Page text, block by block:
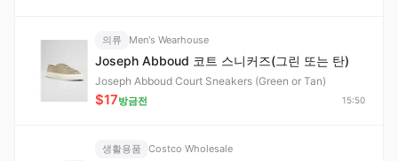
의류 Men's Wearhouse
Joseph Abboud 코트 스니커즈(그린 또는 탄)
Joseph Abboud Court Sneakers (Green or Tan)
$17방금전 15:50
생활용품 Costco Wholesale